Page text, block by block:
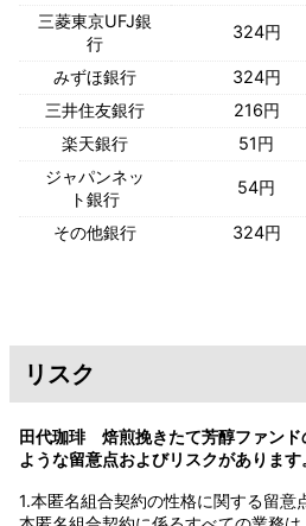
三菱東京UFJ銀
行
324円
みずほ銀行 324円
三井住友銀行
216円
楽天銀行
51円
ジャパンネッ
ト銀行
54円
その他銀行 324円
リスク
田代珈琲 焙煎挽きたて芳醇ファンド
ような留意点およびリスクがあります
1.本匿名組合契約の性格に関する留意